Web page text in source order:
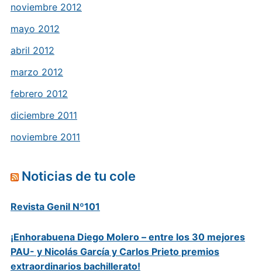
noviembre 2012
mayo 2012
abril 2012
marzo 2012
febrero 2012
diciembre 2011
noviembre 2011
Noticias de tu cole
Revista Genil Nº101
¡Enhorabuena Diego Molero – entre los 30 mejores
PAU- y Nicolás García y Carlos Prieto premios
extraordinarios bachillerato!